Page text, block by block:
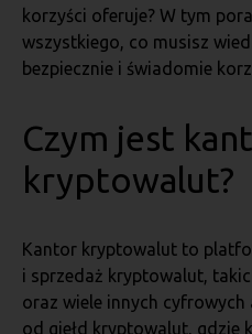
korzyści oferuje? W tym
wszystkiego, co musisz
bezpiecznie i świadomie
Czym jest
kryptowalut?
Kantor kryptowalut to
i sprzedaż kryptowalut,
oraz wiele innych
od giełd kryptowalut, gdzie